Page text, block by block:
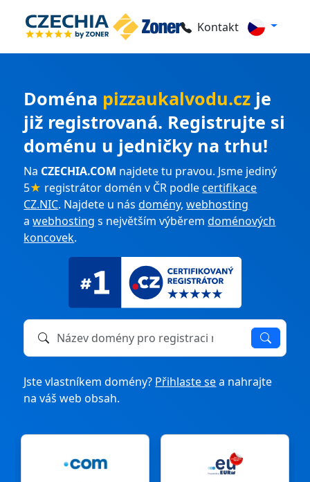
Kontakt
Doména pizzaukalvodu.cz je
již registrovaná. Registrujte si
doménu u jedničky na trhu!
Na CZECHIA.COM najdete tu pravou. Jsme jediný
5★ registrátor domén v ČR podlecertifikace
CZ.NIC. Najdete u násdomény,webhosting
awebhosting s největším výběremdoménových
koncovek.
Název domény k registraci nebo převodu
Jste vlastníkem domény? Přihlaste sea nahrajte
na váš web obsah.